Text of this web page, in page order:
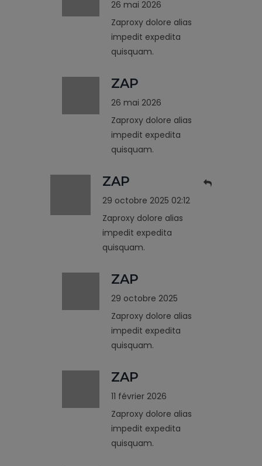
26 mai 2026
Zaproxy dolore alias
impedit expedita
quisquam.
ZAP
26 mai 2026
Zaproxy dolore alias
impedit expedita
quisquam.
ZAP
29 octobre 2025 02:12
Zaproxy dolore alias
impedit expedita
quisquam.
ZAP
29 octobre 2025
Zaproxy dolore alias
impedit expedita
quisquam.
ZAP
11 février 2026
Zaproxy dolore alias
impedit expedita
quisquam.